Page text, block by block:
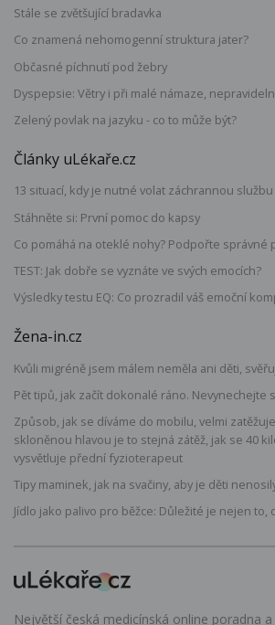
Stále se zvětšující bradavka
Co znamená nehomogenní struktura jater?
Občasné píchnutí pod žebry
Dyspepsie: Větry i při malé námaze,
Zelený povlak na jazyku - co to může být?
Články uLékaře.cz
13 situací, kdy je nutné volat záchrannou službu
Stáhněte si: První pomoc do kapsy
Co pomáhá na oteklé nohy? Podpořte správné
TEST: Jak dobře se vyznáte ve svých emocích?
Výsledky testu EQ: Co prozradil váš emoční
Žena-in.cz
Kvůli migréně jsem málem neměla ani děti,
Pět tipů, jak začít dokonalé ráno. Nevynechejte
Způsob, jak se díváme do mobilu, velmi
skloněnou hlavou je to stejná zátěž, jak se 40
vysvětluje přední fyzioterapeut
Tipy maminek, jak na svačiny, aby je děti
Jídlo jako palivo pro běžce: Důležité je nejen to,
Největší česká medicínská online poradna